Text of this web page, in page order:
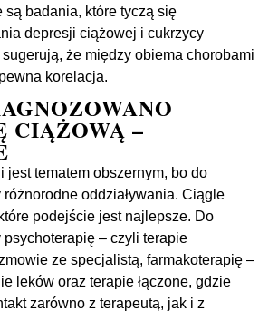
są badania, które tyczą się
depresji ciążowej i cukrzycy
że między obiema chorobami
korelacja.
CIĄŻOWĄ –
jest tematem obszernym, bo do
oddziaływania. Ciągle
podejście jest najlepsze. Do
– czyli terapie
ze specjalistą, farmakoterapię –
leków oraz terapie łączone, gdzie
zarówno z terapeutą, jak i z